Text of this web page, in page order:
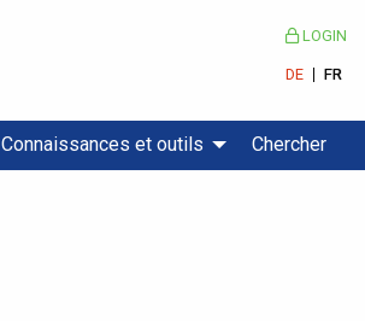
LOGIN
DE FR
Connaissances et outils Chercher